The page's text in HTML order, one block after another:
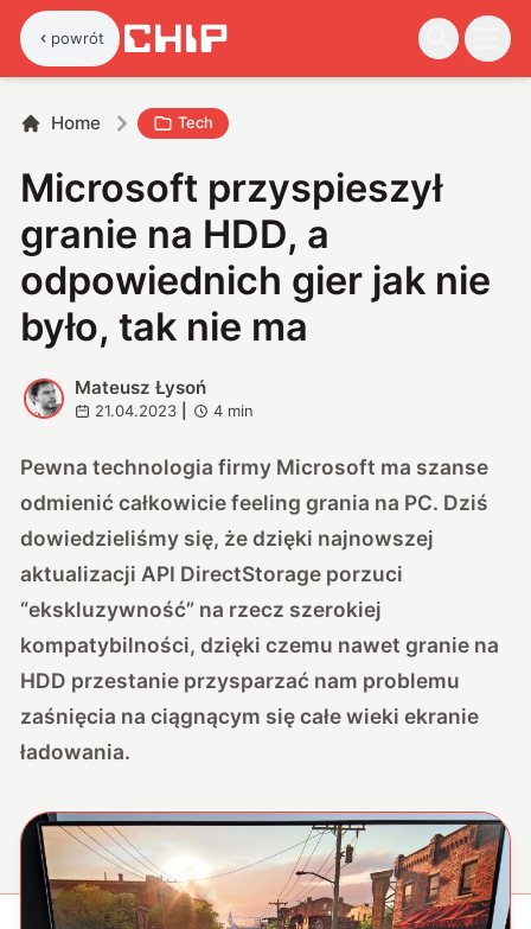
powrót
Home Tech
Microsoft przyspieszył
granie na HDD, a
odpowiednich gier jak nie
było, tak nie ma
M
Mateusz Łysoń
21.04.2023 4 min
Pewna technologia firmy Microsoft ma szanse
odmienić całkowicie feeling grania na PC. Dziś
dowiedzieliśmy się, że dzięki najnowszej
aktualizacji API DirectStorage porzuci
“ekskluzywność” na rzecz szerokiej
kompatybilności, dzięki czemu nawet granie na
HDD przestanie przysparzać nam problemu
zaśnięcia na ciągnącym się całe wieki ekranie
ładowania.